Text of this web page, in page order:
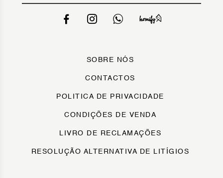
SOBRE NÓS
CONTACTOS
POLITICA DE PRIVACIDADE
CONDIÇÕES DE VENDA
LIVRO DE RECLAMAÇÕES
RESOLUÇÃO ALTERNATIVA DE LITÍGIOS